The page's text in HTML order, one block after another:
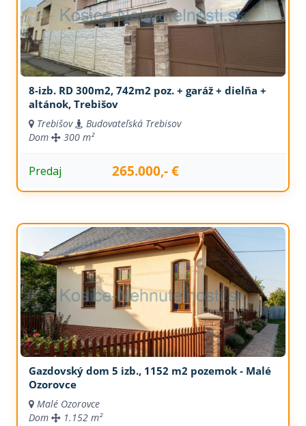
8-izb. RD 300m2, 742m2 poz. + garáž + dielňa +
altánok, Trebišov
Trebišov
Budovateľská Trebisov
Dom
300 m²
Predaj 265.000,- €
Gazdovský dom 5 izb., 1152 m2 pozemok - Malé
Ozorovce
Malé Ozorovce
Dom
1.152 m²